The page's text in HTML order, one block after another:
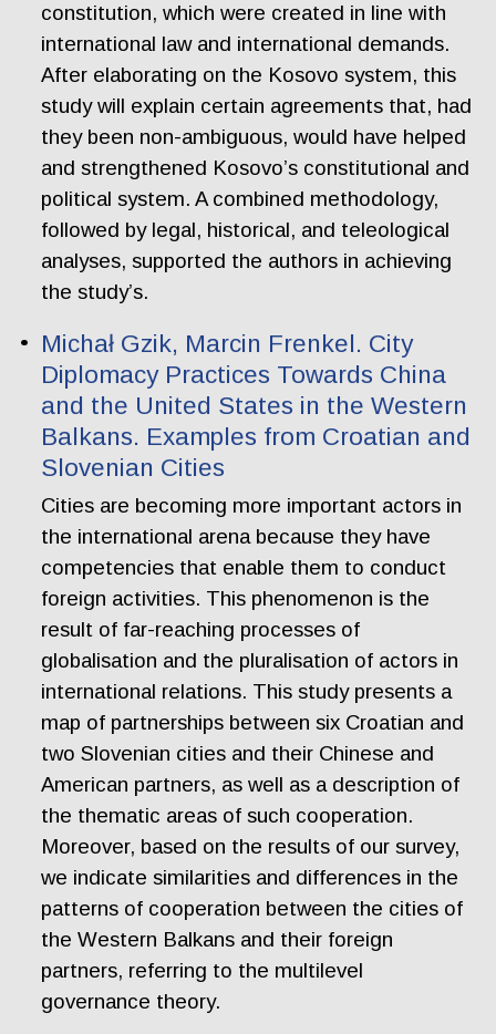
constitution, which were created in line with
international law and international demands.
After elaborating on the Kosovo system, this
study will explain certain agreements that, had
they been non-ambiguous, would have helped
and strengthened Kosovo’s constitutional and
political system. A combined methodology,
followed by legal, historical, and teleological
analyses, supported the authors in achieving
the study’s.
Michał Gzik, Marcin Frenkel. City
Diplomacy Practices Towards China
and the United States in the Western
Balkans. Examples from Croatian and
Slovenian Cities
Cities are becoming more important actors in
the international arena because they have
competencies that enable them to conduct
foreign activities. This phenomenon is the
result of far-reaching processes of
globalisation and the pluralisation of actors in
international relations. This study presents a
map of partnerships between six Croatian and
two Slovenian cities and their Chinese and
American partners, as well as a description of
the thematic areas of such cooperation.
Moreover, based on the results of our survey,
we indicate similarities and differences in the
patterns of cooperation between the cities of
the Western Balkans and their foreign
partners, referring to the multilevel
governance theory.